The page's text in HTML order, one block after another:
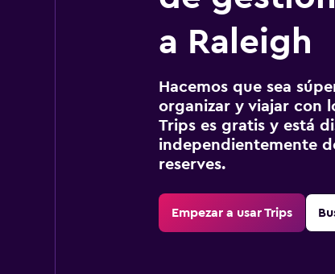
a Raleigh
Hacemos que sea
organizar y viajar con
Trips es gratis y está
independientemente
reserves.
Empezar a usar Trips